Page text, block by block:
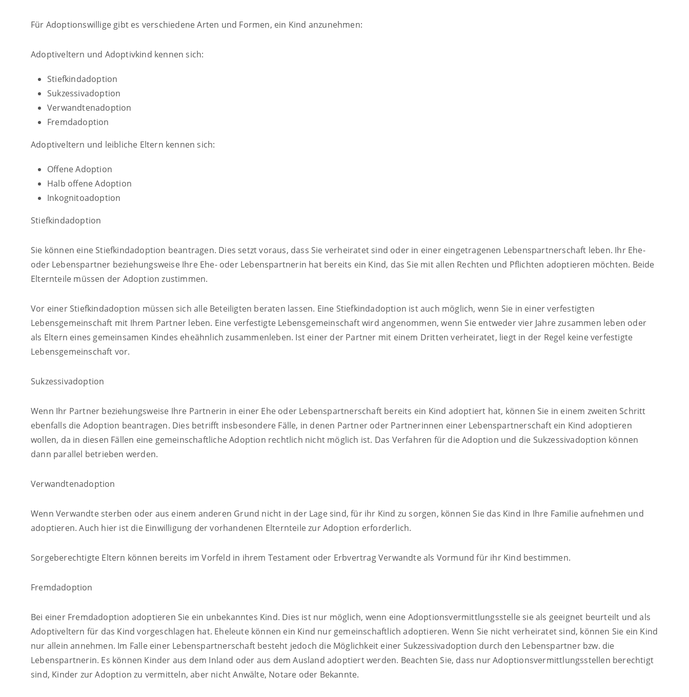
Für Adoptionswillige gibt es verschiedene Arten und Formen, ein Kind anzunehmen:
Adoptiveltern und Adoptivkind kennen sich:
Stiefkindadoption
Sukzessivadoption
Verwandtenadoption
Fremdadoption
Adoptiveltern und leibliche Eltern kennen sich:
Offene Adoption
Halb offene Adoption
Inkognitoadoption
Stiefkindadoption
Sie können eine Stiefkindadoption beantragen. Dies setzt voraus, dass Sie verheiratet sind oder in einer eingetragenen Lebenspartnerschaft leben. Ihr Ehe-
oder Lebenspartner beziehungsweise Ihre Ehe- oder Lebenspartnerin hat bereits ein Kind, das Sie mit allen Rechten und Pflichten adoptieren möchten. Beide
Elternteile müssen der Adoption zustimmen.
Vor einer Stiefkindadoption müssen sich alle Beteiligten beraten lassen. Eine Stiefkindadoption ist auch möglich, wenn Sie in einer verfestigten
Lebensgemeinschaft mit Ihrem Partner leben. Eine verfestigte Lebensgemeinschaft wird angenommen, wenn Sie entweder vier Jahre zusammen leben oder
als Eltern eines gemeinsamen Kindes eheähnlich zusammenleben. Ist einer der Partner mit einem Dritten verheiratet, liegt in der Regel keine verfestigte
Lebensgemeinschaft vor.
Sukzessivadoption
Wenn Ihr Partner beziehungsweise Ihre Partnerin in einer Ehe oder Lebenspartnerschaft bereits ein Kind adoptiert hat, können Sie in einem zweiten Schritt
ebenfalls die Adoption beantragen. Dies betrifft insbesondere Fälle, in denen Partner oder Partnerinnen einer Lebenspartnerschaft ein Kind adoptieren
wollen, da in diesen Fällen eine gemeinschaftliche Adoption rechtlich nicht möglich ist. Das Verfahren für die Adoption und die Sukzessivadoption können
dann parallel betrieben werden.
Verwandtenadoption
Wenn Verwandte sterben oder aus einem anderen Grund nicht in der Lage sind, für ihr Kind zu sorgen, können Sie das Kind in Ihre Familie aufnehmen und
adoptieren. Auch hier ist die Einwilligung der vorhandenen Elternteile zur Adoption erforderlich.
Sorgeberechtigte Eltern können bereits im Vorfeld in ihrem Testament oder Erbvertrag Verwandte als Vormund für ihr Kind bestimmen.
Fremdadoption
Bei einer Fremdadoption adoptieren Sie ein unbekanntes Kind. Dies ist nur möglich, wenn eine Adoptionsvermittlungsstelle sie als geeignet beurteilt und als
Adoptiveltern für das Kind vorgeschlagen hat. Eheleute können ein Kind nur gemeinschaftlich adoptieren. Wenn Sie nicht verheiratet sind, können Sie ein Kind
nur allein annehmen. Im Falle einer Lebenspartnerschaft besteht jedoch die Möglichkeit einer Sukzessivadoption durch den Lebenspartner bzw. die
Lebenspartnerin. Es können Kinder aus dem Inland oder aus dem Ausland adoptiert werden. Beachten Sie, dass nur Adoptionsvermittlungsstellen berechtigt
sind, Kinder zur Adoption zu vermitteln, aber nicht Anwälte, Notare oder Bekannte.